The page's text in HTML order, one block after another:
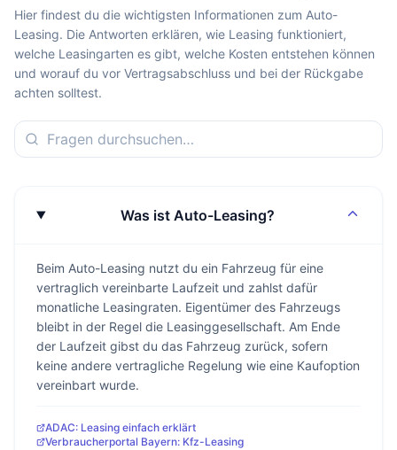
Hier findest du die wichtigsten Informationen zum Auto-
Leasing. Die Antworten erklären, wie Leasing funktioniert,
welche Leasingarten es gibt, welche Kosten entstehen können
und worauf du vor Vertragsabschluss und bei der Rückgabe
achten solltest.
Was ist Auto-Leasing?
Beim Auto-Leasing nutzt du ein Fahrzeug für eine
vertraglich vereinbarte Laufzeit und zahlst dafür
monatliche Leasingraten. Eigentümer des Fahrzeugs
bleibt in der Regel die Leasinggesellschaft. Am Ende
der Laufzeit gibst du das Fahrzeug zurück, sofern
keine andere vertragliche Regelung wie eine Kaufoption
vereinbart wurde.
ADAC: Leasing einfach erklärt
Verbraucherportal Bayern: Kfz-Leasing